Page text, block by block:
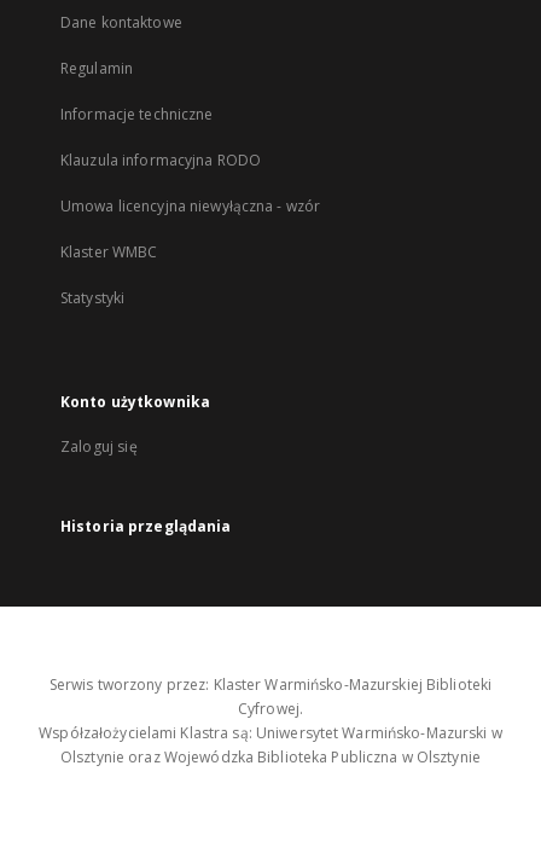
Dane kontaktowe
Regulamin
Informacje techniczne
Klauzula informacyjna RODO
Umowa licencyjna niewyłączna - wzór
Klaster WMBC
Statystyki
Konto użytkownika
Zaloguj się
Historia przeglądania
Serwis tworzony przez: Klaster Warmińsko-Mazurskiej Biblioteki
Cyfrowej.
Współzałożycielami Klastra są: Uniwersytet Warmińsko-Mazurski w
Olsztynie oraz Wojewódzka Biblioteka Publiczna w Olsztynie